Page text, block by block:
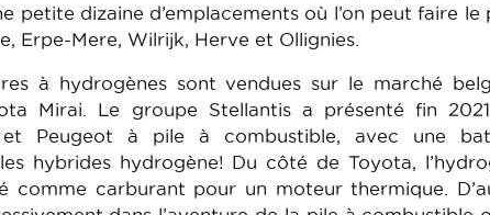
petite dizaine d’emplacements où l’on peut faire le
Erpe-Mere, Wilrijk, Herve et Ollignies.
à hydrogènes sont vendues sur le marché
Mirai. Le groupe Stellantis a présenté fin
et Peugeot à pile à combustible, avec une
hybrides hydrogène! Du côté de Toyota,
comme carburant pour un moteur thermique.